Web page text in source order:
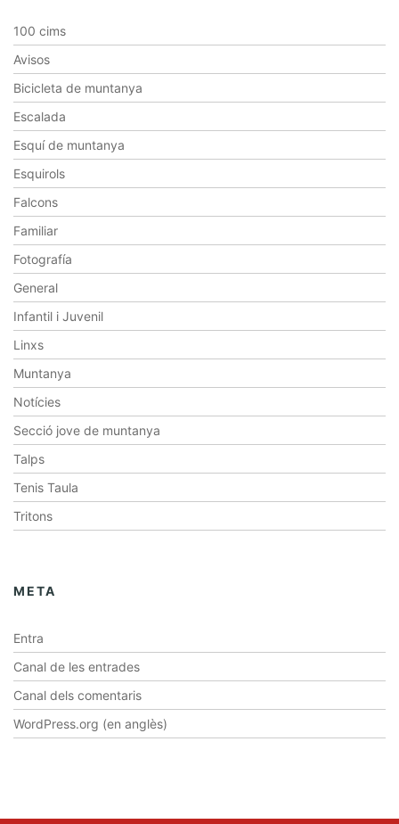
100 cims
Avisos
Bicicleta de muntanya
Escalada
Esquí de muntanya
Esquirols
Falcons
Familiar
Fotografía
General
Infantil i Juvenil
Linxs
Muntanya
Notícies
Secció jove de muntanya
Talps
Tenis Taula
Tritons
META
Entra
Canal de les entrades
Canal dels comentaris
WordPress.org (en anglès)